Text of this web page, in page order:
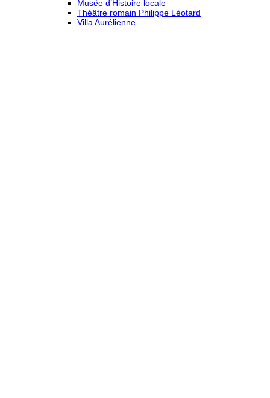
Musée d’Histoire locale
Théâtre romain Philippe Léotard
Villa Aurélienne